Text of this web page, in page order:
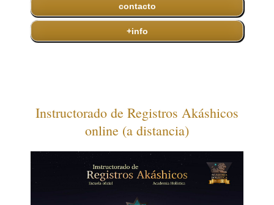
contacto
+info
Instructorado de Registros Akáshicos
online (a distancia)